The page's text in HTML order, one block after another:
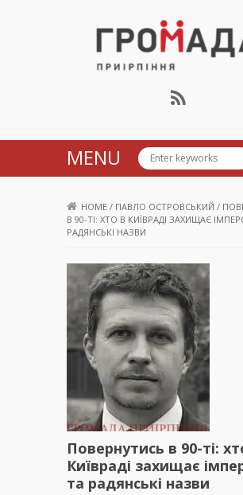
Громада
MENU
HOME / ПАВЛО ОСТРОВСЬКИЙ /
В 90-ТІ: ХТО В КИЇВРАДІ ЗАХИЩАЄ
РАДЯНСЬКІ НАЗВИ
Повернутись в 90-ті:
Київраді захищає
та радянські назви